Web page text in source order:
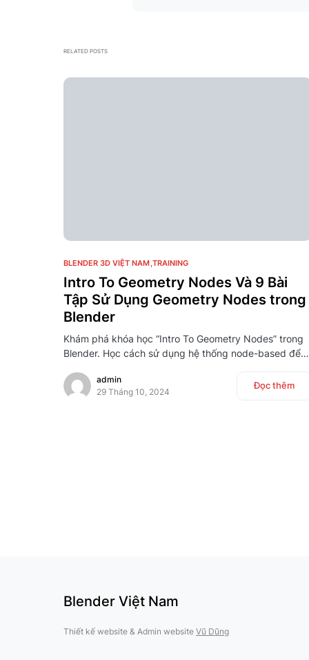
RELATED POSTS
20
BLENDER 3D VIỆT NAM TRAINING
Intro To Geometry Nodes Và 9 Bài
Tập Sử Dụng Geometry Nodes trong
Blender
Khám phá khóa học “Intro To Geometry Nodes” trong
Blender. Học cách sử dụng hệ thống node-based để…
admin
29 Tháng 10, 2024
Đọc thêm
Blender Việt Nam
Thiết kế website & Admin website Vũ Dũng